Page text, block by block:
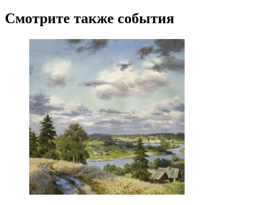
Смотрите также события